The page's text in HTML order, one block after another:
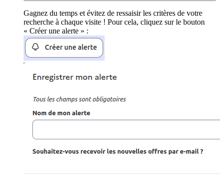
Gagnez du temps et évitez de ressaisir les critères de votre
recherche à chaque visite ! Pour cela, cliquez sur le bouton
« Créer une alerte » :